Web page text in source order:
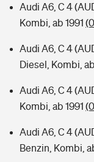
Audi A6, C 4
Kombi, ab 1991
Audi A6, C 4
Diesel, Kombi,
Audi A6, C 4
Kombi, ab 1991
Audi A6, C 4
Benzin, Kombi,